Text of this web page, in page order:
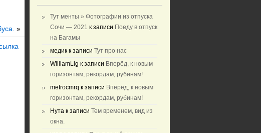
»
Тут менты » Фотографии из отпуска
Сочи — 2021 к записи Поеду в отпуск
на Багамы
медик к записи Тут про нас
WilliamLig к записи Вперёд, к новым
горизонтам, рекордам, рубинам!
metrocmrq к записи Вперёд, к новым
горизонтам, рекордам, рубинам!
Нута к записи Тем временем, вид из
окна.